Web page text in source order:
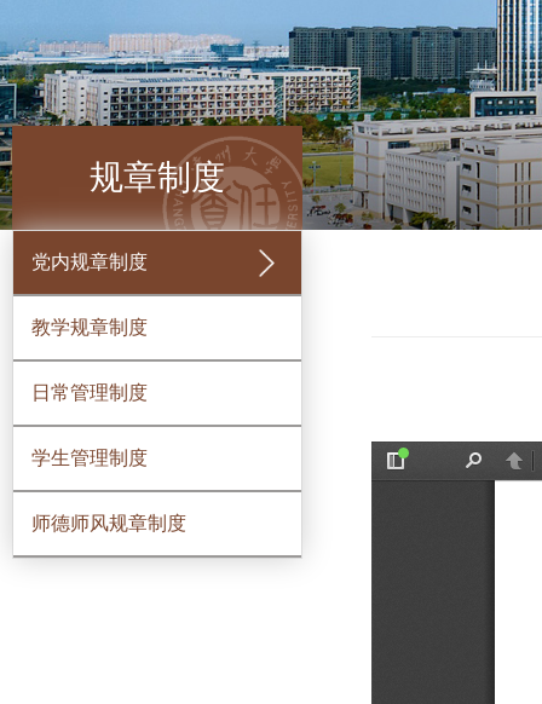
规章制度
党内规章制度
教学规章制度
日常管理制度
学生管理制度
师德师风规章制度